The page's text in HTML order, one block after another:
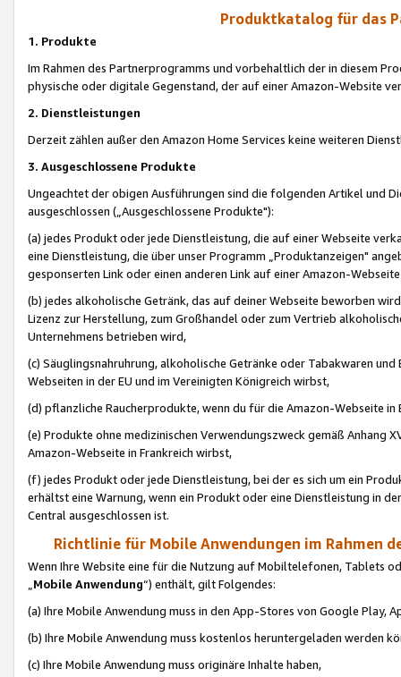
Produktkatalog für das
1. Produkte
Im Rahmen des Partnerprogramms und vorbehaltlich der in diesem
physische oder digitale Gegenstand, der auf einer Amazon-Website
2. Dienstleistungen
Derzeit zählen außer den Amazon Home Services keine weiteren
3. Ausgeschlossene Produkte
Ungeachtet der obigen Ausführungen sind die folgenden Artikel und
ausgeschlossen („Ausgeschlossene Produkte"):
(a) jedes Produkt oder jede Dienstleistung, die auf einer Webseite
eine Dienstleistung, die über unser Programm „Produktanzeigen"
gesponserten Link oder einen anderen Link auf einer Amazon-
(b) jedes alkoholische Getränk, das auf deiner Webseite beworben
Lizenz zur Herstellung, zum Großhandel oder zum Vertrieb
Unternehmens betrieben wird,
(c) Säuglingsnahruhrung, alkoholische Getränke oder Tabakwaren
Webseiten in der EU und im Vereinigten Königreich wirbst,
(d) pflanzliche Raucherprodukte, wenn du für die Amazon-Webseite in
(e) Produkte ohne medizinischen Verwendungszweck gemäß Anhang
Amazon-Webseite in Frankreich wirbst,
(f) jedes Produkt oder jede Dienstleistung, bei der es sich um ein
erhältst eine Warnung, wenn ein Produkt oder eine Dienstleistung in
Central ausgeschlossen ist.
Richtlinie für Mobile Anwendungen im Rahmen
Wenn Ihre Website eine für die Nutzung auf Mobiltelefonen, Tablets
„Mobile Anwendung“) enthält, gilt Folgendes:
(a) Ihre Mobile Anwendung muss in den App-Stores von Google Play,
(b) Ihre Mobile Anwendung muss kostenlos heruntergeladen werden
(c) Ihre Mobile Anwendung muss originäre Inhalte haben,